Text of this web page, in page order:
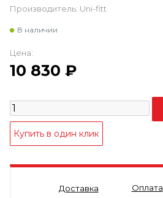
Производитель: Uni-fitt
В наличии
Цена:
10 830 ₽
Доставка Оплата